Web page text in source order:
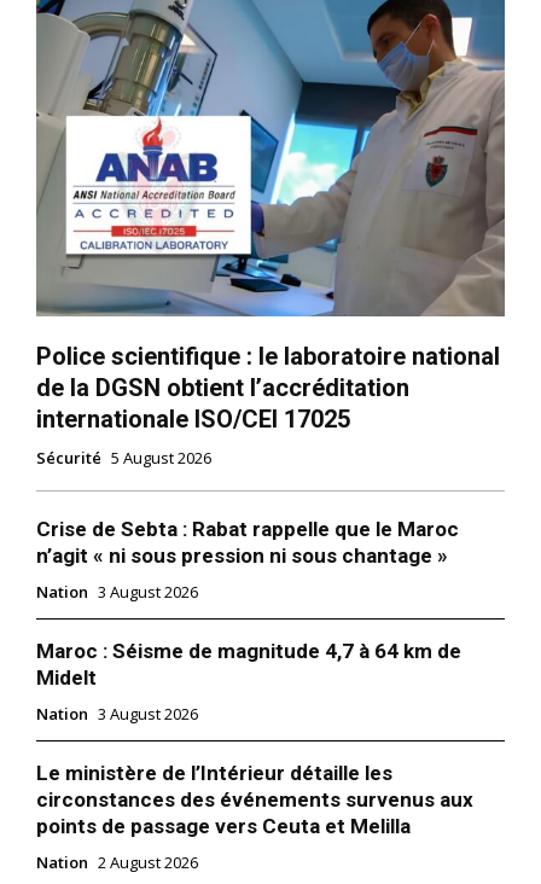
Police scientifique : le laboratoire national
de la DGSN obtient l’accréditation
internationale ISO/CEI 17025
Sécurité 5 August 2026
Crise de Sebta : Rabat rappelle que le Maroc
n’agit « ni sous pression ni sous chantage »
Nation 3 August 2026
Maroc : Séisme de magnitude 4,7 à 64 km de
Midelt
Nation 3 August 2026
Le ministère de l’Intérieur détaille les
circonstances des événements survenus aux
points de passage vers Ceuta et Melilla
Nation 2 August 2026